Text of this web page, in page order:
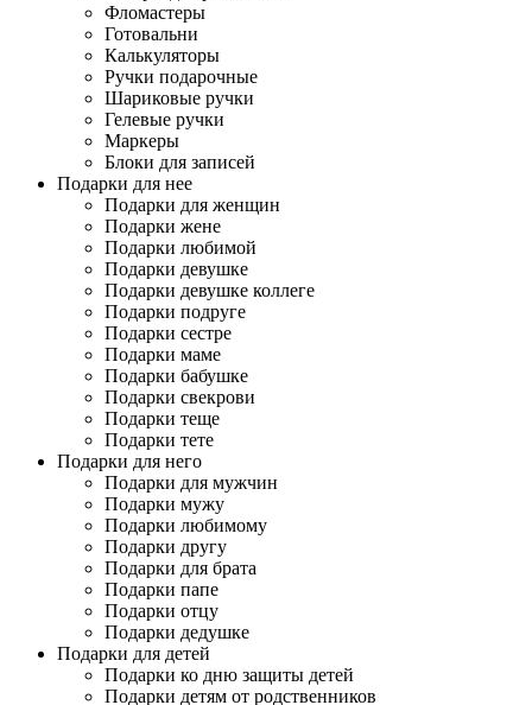
Фломастеры
Готовальни
Калькуляторы
Ручки подарочные
Шариковые ручки
Гелевые ручки
Маркеры
Блоки для записей
Подарки для нее
Подарки для женщин
Подарки жене
Подарки любимой
Подарки девушке
Подарки девушке коллеге
Подарки подруге
Подарки сестре
Подарки маме
Подарки бабушке
Подарки свекрови
Подарки теще
Подарки тете
Подарки для него
Подарки для мужчин
Подарки мужу
Подарки любимому
Подарки другу
Подарки для брата
Подарки папе
Подарки отцу
Подарки дедушке
Подарки для детей
Подарки ко дню защиты детей
Подарки детям от родственников